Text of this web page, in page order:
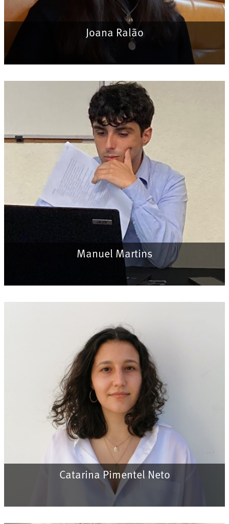
Joana Ralão
Manuel Martins
Catarina Pimentel Neto